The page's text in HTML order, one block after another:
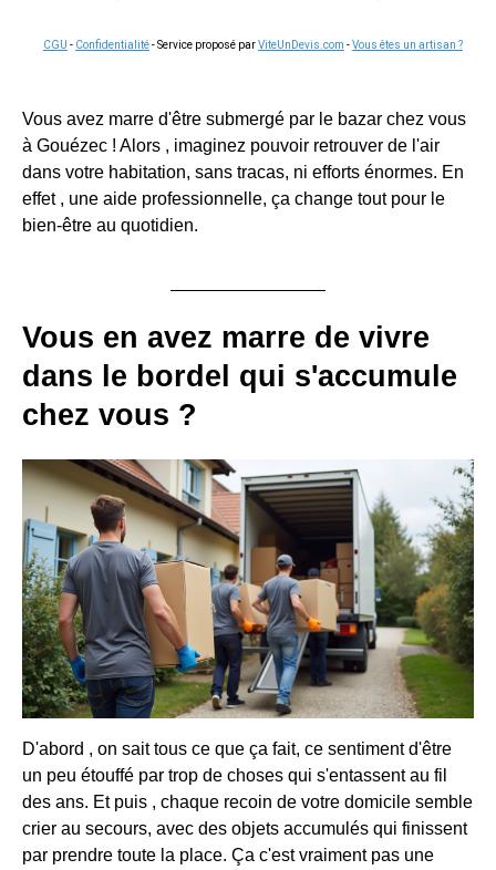
CGU - Confidentialité- Service proposé parViteUnDevis.com -Vous êtes un artisan ?
Vous avez marre d'être submergé par le bazar chez vous
à Gouézec ! Alors , imaginez pouvoir retrouver de l'air
dans votre habitation, sans tracas, ni efforts énormes. En
effet , une aide professionnelle, ça change tout pour le
bien-être au quotidien.
Vous en avez marre de vivre
dans le bordel qui s'accumule
chez vous ?
D'abord , on sait tous ce que ça fait, ce sentiment d'être
un peu étouffé par trop de choses qui s'entassent au fil
des ans. Et puis , chaque recoin de votre domicile semble
crier au secours, avec des objets accumulés qui finissent
par prendre toute la place. Ça c'est vraiment pas une